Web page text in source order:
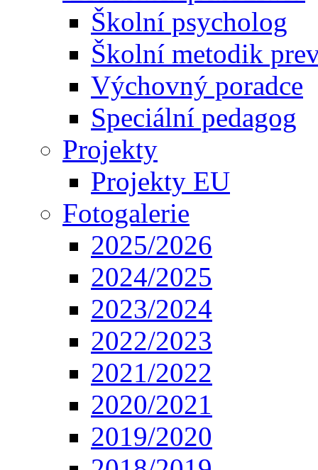
Školní psycholog
Školní metodik
Výchovný poradce
Speciální pedagog
Projekty
Projekty EU
Fotogalerie
2025/2026
2024/2025
2023/2024
2022/2023
2021/2022
2020/2021
2019/2020